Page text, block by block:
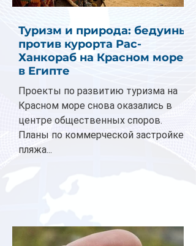
Туризм и природа: бедуины
против курорта Рас-
Ханкораб на Красном море
в Египте
Проекты по развитию туризма на
Красном море снова оказались в
центре общественных споров.
Планы по коммерческой застройке
пляжа...